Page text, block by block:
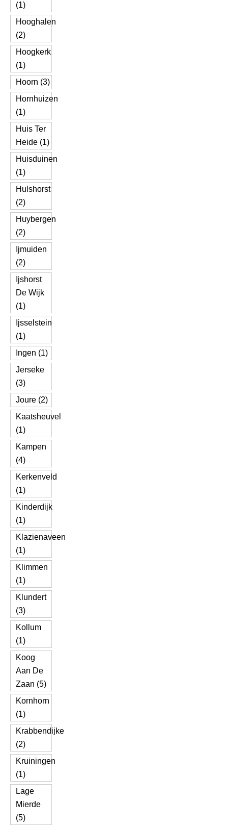
(1)
Hooghalen
(2)
Hoogkerk
(1)
Hoorn (3)
Hornhuizen
(1)
Huis Ter
Heide (1)
Huisduinen
(1)
Hulshorst
(2)
Huybergen
(2)
Ijmuiden
(2)
Ijshorst
De Wijk
(1)
Ijsselstein
(1)
Ingen (1)
Jerseke
(3)
Joure (2)
Kaatsheuvel
(1)
Kampen
(4)
Kerkenveld
(1)
Kinderdijk
(1)
Klazienaveen
(1)
Klimmen
(1)
Klundert
(3)
Kollum
(1)
Koog
Aan De
Zaan (5)
Kornhorn
(1)
Krabbendijke
(2)
Kruiningen
(1)
Lage
Mierde
(5)